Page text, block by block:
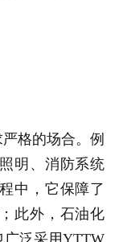
格的场合。例
明、消防系统
中，它保障了
此外，石油化
广泛采用YTTW